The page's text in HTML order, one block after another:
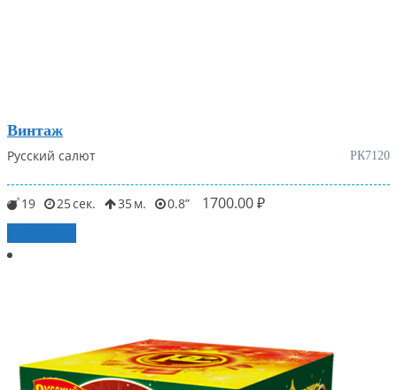
Винтаж
РК7120
Русский салют
19 25 35 0.8 1700.00₽